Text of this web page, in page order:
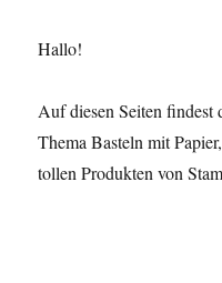
Hallo!
Auf diesen Seiten findest
Thema Basteln mit
tollen Produkten von